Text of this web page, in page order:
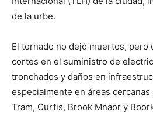
de la urbe.
El tornado no dejó muertos, pero
cortes en el suministro de
tronchados y daños en
especialmente en áreas cercanas
Tram, Curtis, Brook Mnaor y